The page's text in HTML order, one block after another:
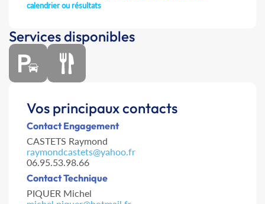
calendrier ou résultats
Services disponibles
Vos principaux contacts
Contact Engagement
CASTETS Raymond
raymondcastets@yahoo.fr
06.95.53.98.66
Contact Technique
PIQUER Michel